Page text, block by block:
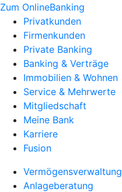
Zum OnlineBanking
Privatkunden
Firmenkunden
Private Banking
Banking & Verträge
Immobilien & Wohnen
Service & Mehrwerte
Mitgliedschaft
Meine Bank
Karriere
Fusion
Vermögensverwaltung
Anlageberatung